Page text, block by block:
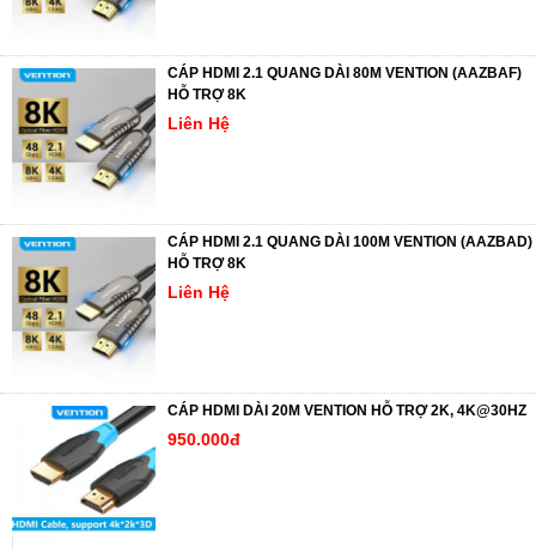
CÁP HDMI 2.1 QUANG DÀI 80M VENTION (AAZBAF)
HỖ TRỢ 8K
Liên Hệ
CÁP HDMI 2.1 QUANG DÀI 100M VENTION (AAZBAD)
HỖ TRỢ 8K
Liên Hệ
CÁP HDMI DÀI 20M VENTION HỖ TRỢ 2K, 4K@30HZ
950.000đ